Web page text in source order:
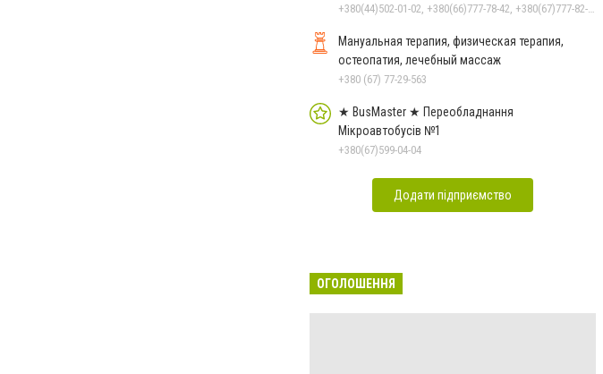
Мануальная терапия, физическая терапия,
остеопатия, лечебный массаж
+380 (67) 77-29-563
★ BusMaster ★ Переобладнання
Мікроавтобусів №1
+380(67)599-04-04
Додати підприємство
ОГОЛОШЕННЯ